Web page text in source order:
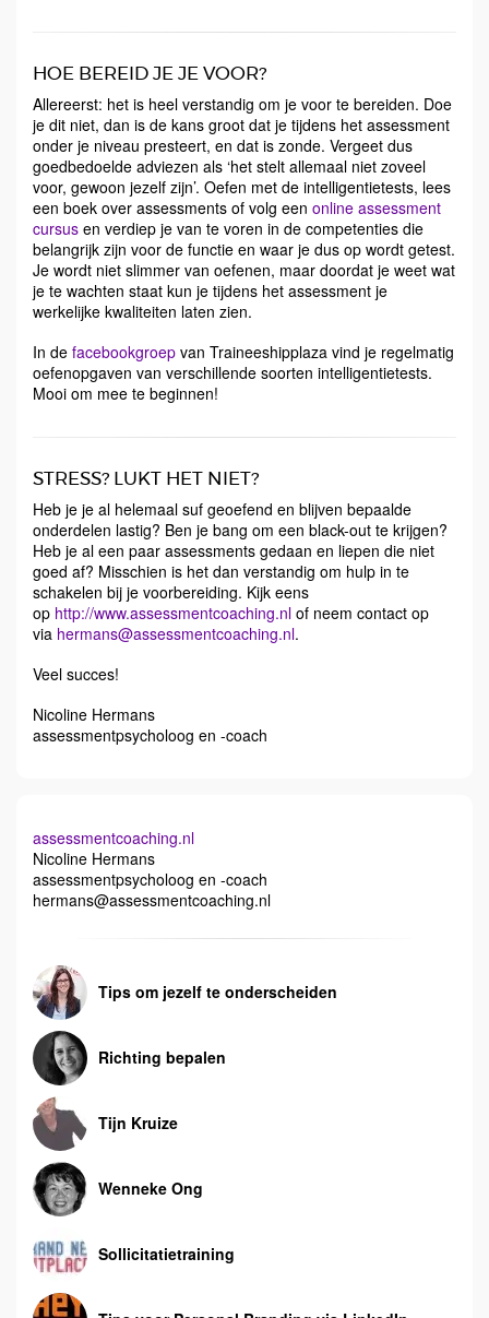
HOE BEREID JE JE VOOR?
Allereerst: het is heel verstandig om je voor te bereiden. Doe
je dit niet, dan is de kans groot dat je tijdens het assessment
onder je niveau presteert, en dat is zonde. Vergeet dus
goedbedoelde adviezen als ‘het stelt allemaal niet zoveel
voor, gewoon jezelf zijn’. Oefen met de intelligentietests, lees
een boek over assessments of volg een online assessment
cursus en verdiep je van te voren in de competenties die
belangrijk zijn voor de functie en waar je dus op wordt getest.
Je wordt niet slimmer van oefenen, maar doordat je weet wat
je te wachten staat kun je tijdens het assessment je
werkelijke kwaliteiten laten zien.
In de facebookgroep van Traineeshipplaza vind je regelmatig
oefenopgaven van verschillende soorten intelligentietests.
Mooi om mee te beginnen!
STRESS? LUKT HET NIET?
Heb je je al helemaal suf geoefend en blijven bepaalde
onderdelen lastig? Ben je bang om een black-out te krijgen?
Heb je al een paar assessments gedaan en liepen die niet
goed af? Misschien is het dan verstandig om hulp in te
schakelen bij je voorbereiding. Kijk eens
op http://www.assessmentcoaching.nl of neem contact op
via hermans@assessmentcoaching.nl.
Veel succes!
Nicoline Hermans
assessmentpsycholoog en -coach
assessmentcoaching.nl
Nicoline Hermans
assessmentpsycholoog en -coach
hermans@assessmentcoaching.nl
Tips om jezelf te onderscheiden
Richting bepalen
Tijn Kruize
Wenneke Ong
Sollicitatietraining